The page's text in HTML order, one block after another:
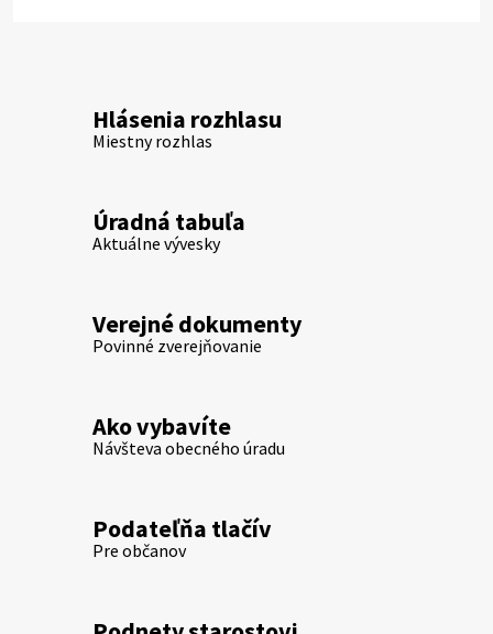
Hlásenia rozhlasu
Miestny rozhlas
Úradná tabuľa
Aktuálne vývesky
Verejné dokumenty
Povinné zverejňovanie
Ako vybavíte
Návšteva obecného úradu
Podateľňa tlačív
Pre občanov